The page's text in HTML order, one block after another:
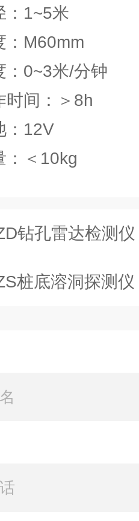
1~5米
M60mm
0~3米/分钟
间：＞8h
12V
＜10kg
钻孔雷达检测仪
桩底溶洞探测仪